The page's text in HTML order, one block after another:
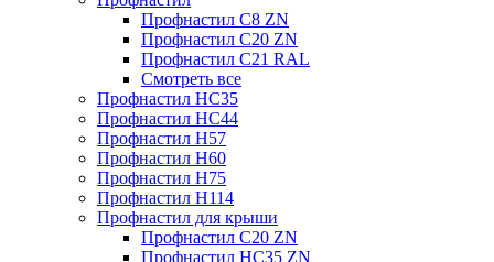
Профнастил С8 ZN
Профнастил С20 ZN
Профнастил С21 RAL
Смотреть все
Профнастил HC35
Профнастил HC44
Профнастил H57
Профнастил H60
Профнастил H75
Профнастил H114
Профнастил для крыши
Профнастил С20 ZN
Профнастил НС35 ZN